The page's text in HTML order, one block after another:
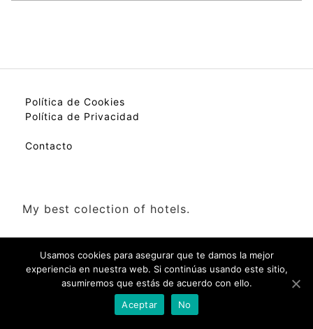
Política de Cookies
Política de Privacidad
Contacto
My best colection of hotels.
Usamos cookies para asegurar que te damos la mejor
experiencia en nuestra web. Si continúas usando este sitio,
asumiremos que estás de acuerdo con ello.
Aceptar
No
Check Availability(Disponibilidad)